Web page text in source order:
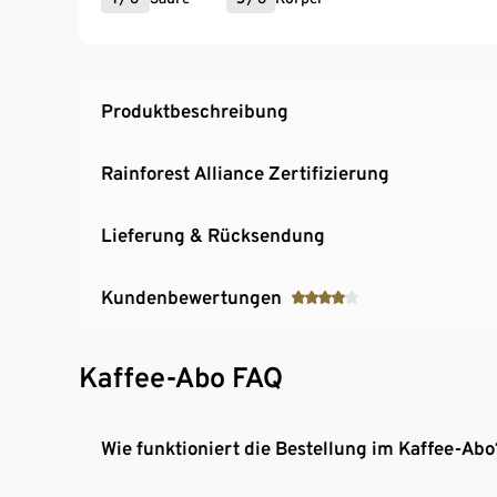
Produktbeschreibung
Rainforest Alliance Zertifizierung
Lieferung & Rücksendung
Kundenbewertungen
Kaffee-Abo FAQ
Wie funktioniert die Bestellung im Kaffee-